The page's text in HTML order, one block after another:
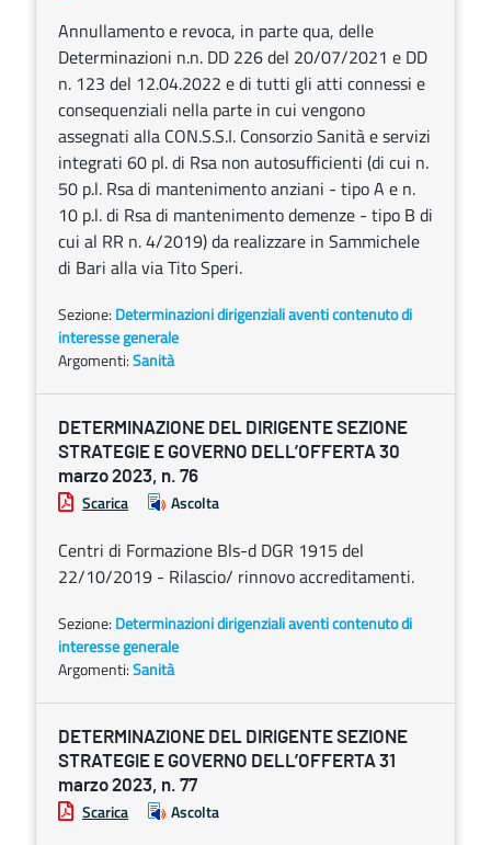
Annullamento e revoca, in parte qua, delle
Determinazioni n.n. DD 226 del 20/07/2021 e DD
n. 123 del 12.04.2022 e di tutti gli atti connessi e
consequenziali nella parte in cui vengono
assegnati alla CON.S.S.I. Consorzio Sanità e servizi
integrati 60 pl. di Rsa non autosufficienti (di cui n.
50 p.l. Rsa di mantenimento anziani - tipo A e n.
10 p.l. di Rsa di mantenimento demenze - tipo B di
cui al RR n. 4/2019) da realizzare in Sammichele
di Bari alla via Tito Speri.
Sezione: Determinazioni dirigenziali aventi contenuto di
interesse generale
Argomenti:Sanità
DETERMINAZIONE DEL DIRIGENTE SEZIONE
STRATEGIE E GOVERNO DELL’OFFERTA 30
marzo 2023, n. 76
Scarica Ascolta
Centri di Formazione Bls-d DGR 1915 del
22/10/2019 - Rilascio/ rinnovo accreditamenti.
Sezione: Determinazioni dirigenziali aventi contenuto di
interesse generale
Argomenti:Sanità
DETERMINAZIONE DEL DIRIGENTE SEZIONE
STRATEGIE E GOVERNO DELL’OFFERTA 31
marzo 2023, n. 77
Scarica Ascolta